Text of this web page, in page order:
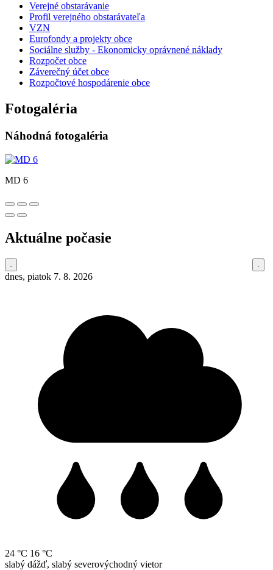
Verejné obstarávanie
Profil verejného obstarávateľa
VZN
Eurofondy a projekty obce
Sociálne služby - Ekonomicky oprávnené náklady
Rozpočet obce
Záverečný účet obce
Rozpočtové hospodárenie obce
Fotogaléria
Náhodná fotogaléria
MD 6
Aktuálne počasie
dnes, piatok 7. 8. 2026
24 °C 16 °C
slabý dážď, slabý severovýchodný vietor